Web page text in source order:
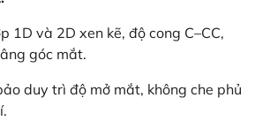
1D và 2D xen kẽ, độ cong C–CC,
góc mắt.
duy trì độ mở mắt, không che phủ